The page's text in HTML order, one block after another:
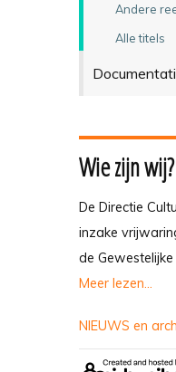
Andere
Alle titels
Wie zijn wij?
De Directie
inzake
de
Meer lezen...
NIEUWS en